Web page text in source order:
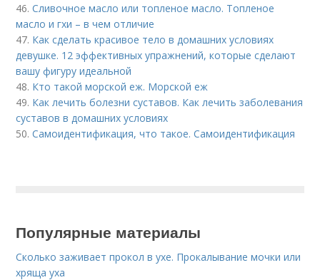
46.Сливочное масло или топленое масло. Топленое
масло и гхи – в чем отличие
47. Как сделать красивое тело в домашних условиях
девушке. 12 эффективных упражнений, которые сделают
вашу фигуру идеальной
48. Кто такой морской еж. Морской еж
49. Как лечить болезни суставов. Как лечить заболевания
суставов в домашних условиях
50.Самоидентификация, что такое. Самоидентификация
Популярные материалы
Сколько заживает прокол в ухе. Прокалывание мочки или
хряща уха